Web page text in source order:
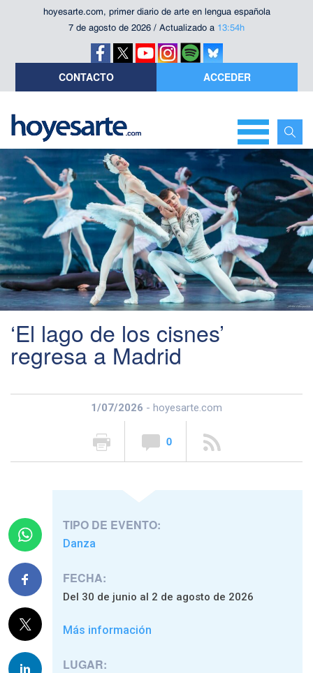
hoyesarte.com, primer diario de arte en lengua española
7 de agosto de 2026 / Actualizado a 13:54h
CONTACTO ACCEDER
‘El lago de los cisnes’
regresa a Madrid
1/07/2026 - hoyesarte.com
0
TIPO DE EVENTO:
Danza
FECHA:
Del 30 de junio al 2 de agosto de 2026
Más información
LUGAR: